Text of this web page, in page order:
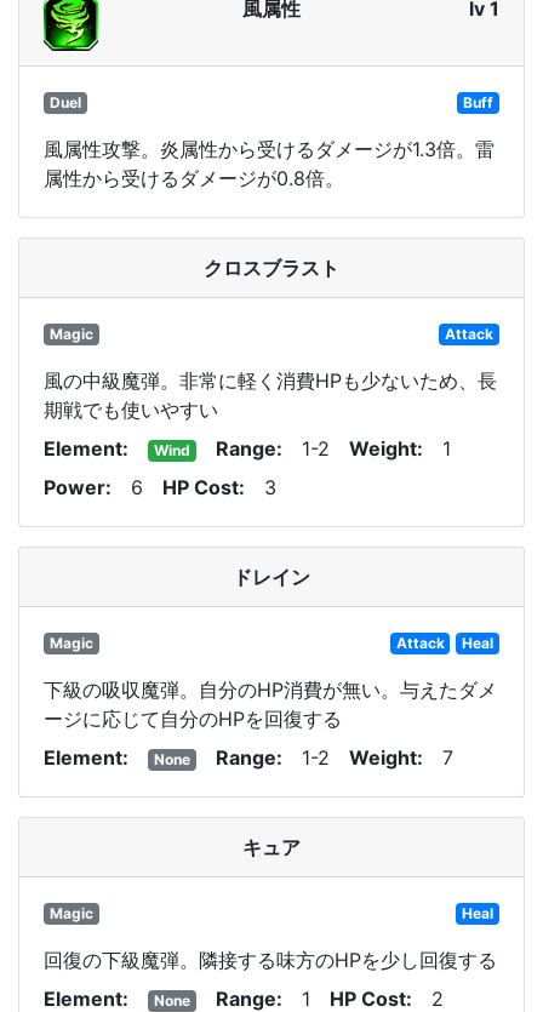
風属性 lv 1
Duel Buff
風属性攻撃。炎属性から受けるダメージが1.3倍。雷
属性から受けるダメージが0.8倍。
クロスブラスト
Magic Attack
風の中級魔弾。非常に軽く消費HPも少ないため、長
期戦でも使いやすい
Element
Wind Range 1-2 Weight
1
Power
6 HP Cost 3
ドレイン
Magic Attack Heal
下級の吸収魔弾。自分のHP消費が無い。与えたダメ
ージに応じて自分のHPを回復する
Element
None Range 1-2 Weight 7
キュア
Magic Heal
回復の下級魔弾。隣接する味方のHPを少し回復する
Element
None Range 1 HP Cost 2